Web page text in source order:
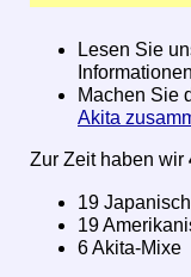
Lesen Sie
Machen Sie
Akita
Zur Zeit haben wir
19
19
6 Akita-Mixe